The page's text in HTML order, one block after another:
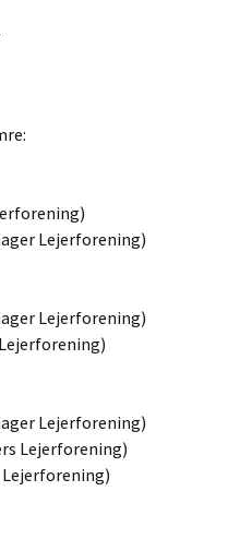
Lejerforening)
Lejerforening)
Lejerforening)
Lejerforening)
Lejerforening)